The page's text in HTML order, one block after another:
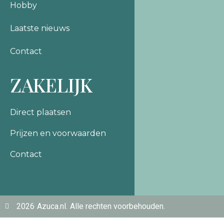
Hobby
Laatste nieuws
Contact
ZAKELIJK
Direct plaatsen
Prijzen en voorwaarden
Contact
2026 Azuca.nl. Alle rechten voorbehouden.